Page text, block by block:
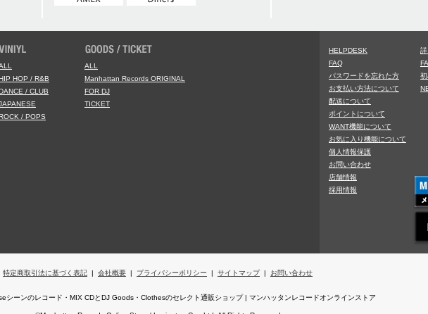
HOP / R&B
/ CLUB
/ POPS
ALL
Manhattan Records ORIGINAL
FOR DJ
TICKET
HELPDESK
FAQ
パスワードを忘れた方
お支払い方法について
配送について
ポイントについて
WANT機能について
お気に入り機能について
個人情報保護
お問い合わせ
店舗情報
採用情報
特定商取引法に基づく表記 | 会社概要 | プライバシーポリシー | サイトマップ| お問い合わせ
シーンのレコード・MIX CDとDJ Goods・Clothesのセレクト通販ショップ | マンハッタンレコードオンラインストア